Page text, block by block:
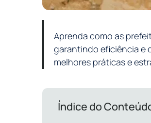
Aprenda como as
garantindo eficiência e
melhores práticas e
Índice do